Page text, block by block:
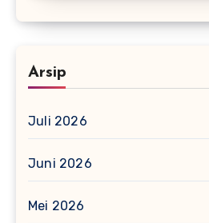
Arsip
Juli 2026
Juni 2026
Mei 2026